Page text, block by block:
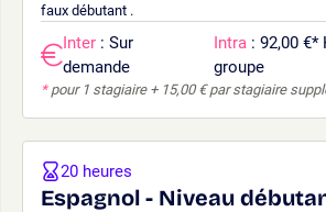
faux débutant .
Inter : Sur
demande
Intra : 92,00 €*
groupe
*pour 1 stagiaire + 15,00 € par stagiaire
Espagnol - Niveau
20 heures